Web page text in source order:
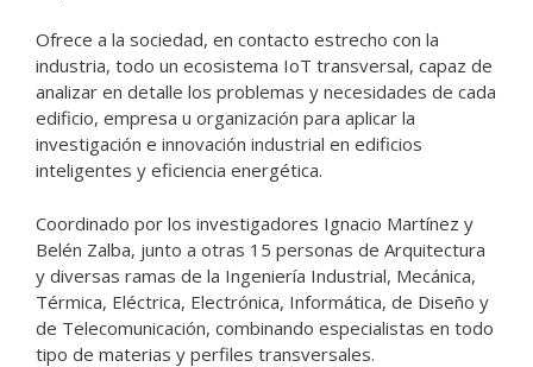
Ofrece a la sociedad, en contacto estrecho con la
industria, todo un ecosistema IoT transversal, capaz de
analizar en detalle los problemas y necesidades de cada
edificio, empresa u organización para aplicar la
investigación e innovación industrial en edificios
inteligentes y eficiencia energética.
Coordinado por los investigadores Ignacio Martínez y
Belén Zalba, junto a otras 15 personas de Arquitectura
y diversas ramas de la Ingeniería Industrial, Mecánica,
Térmica, Eléctrica, Electrónica, Informática, de Diseño y
de Telecomunicación, combinando especialistas en todo
tipo de materias y perfiles transversales.